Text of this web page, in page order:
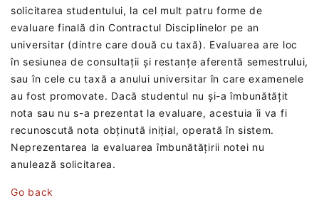
solicitarea studentului, la cel mult patru forme de
evaluare finală din Contractul Disciplinelor pe an
universitar (dintre care două cu taxă). Evaluarea are loc
în sesiunea de consultații și restanțe aferentă semestrului,
sau în cele cu taxă a anului universitar în care examenele
au fost promovate. Dacă studentul nu și-a îmbunătățit
nota sau nu s-a prezentat la evaluare, acestuia îi va fi
recunoscută nota obținută inițial, operată în sistem.
Neprezentarea la evaluarea îmbunătățirii notei nu
anulează solicitarea.
Go back